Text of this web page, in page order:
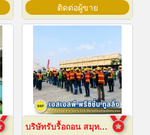
ติดต่อผู้ขาย
บริษัทรับรื้อถอน สมุทรปราการ